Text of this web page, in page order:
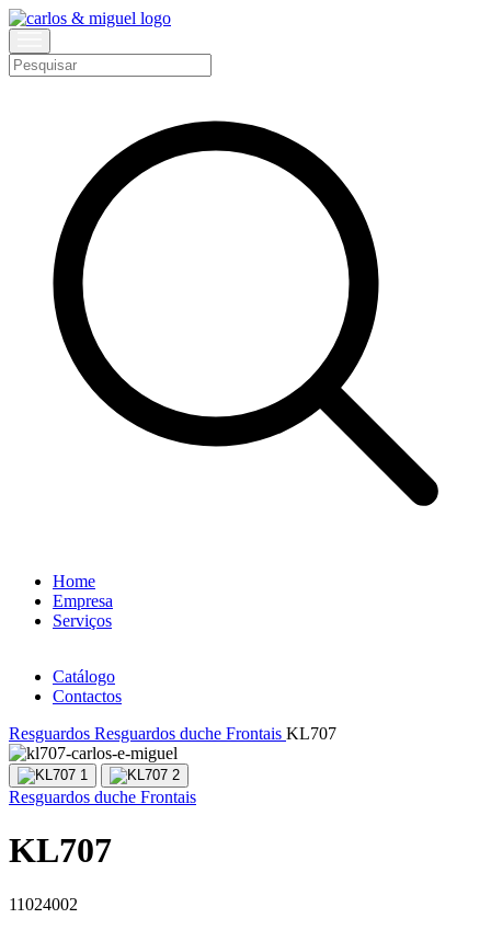
Home
Empresa
Serviços
Catálogo
Contactos
Resguardos Resguardos duche Frontais KL707
Resguardos duche Frontais
KL707
11024002